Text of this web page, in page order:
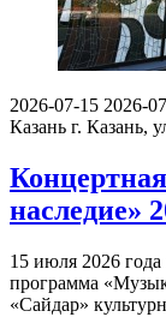
2026-07-15 2026-
Казань г. Казань,
наследие»
15 июля 2026
программа
«Сайдар»